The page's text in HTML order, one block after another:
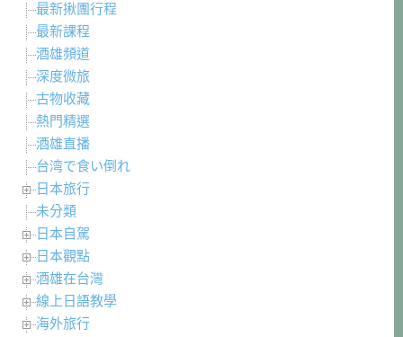
最新揪團行程
最新課程
酒雄頻道
深度微旅
古物收藏
熱門精選
酒雄直播
台湾で食い倒れ
日本旅行
未分類
日本自駕
日本觀點
酒雄在台灣
線上日語教學
海外旅行